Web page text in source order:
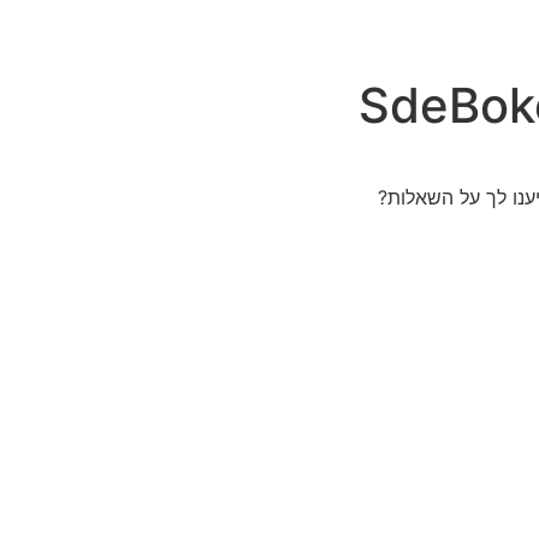
לך על השאלות?